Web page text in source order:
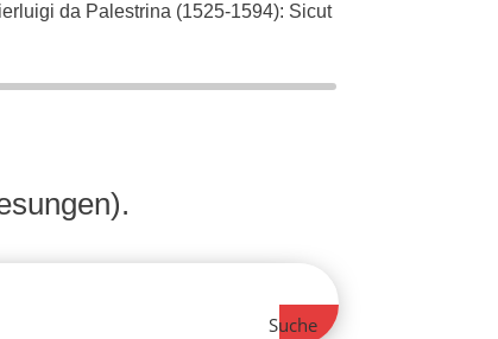
da Palestrina (1525-1594): Sicut
Suche